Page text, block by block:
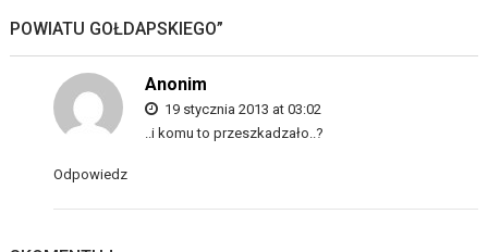
POWIATU GOŁDAPSKIEGO”
Anonim
19 stycznia 2013 at 03:02
..i komu to przeszkadzało..?
Odpowiedz